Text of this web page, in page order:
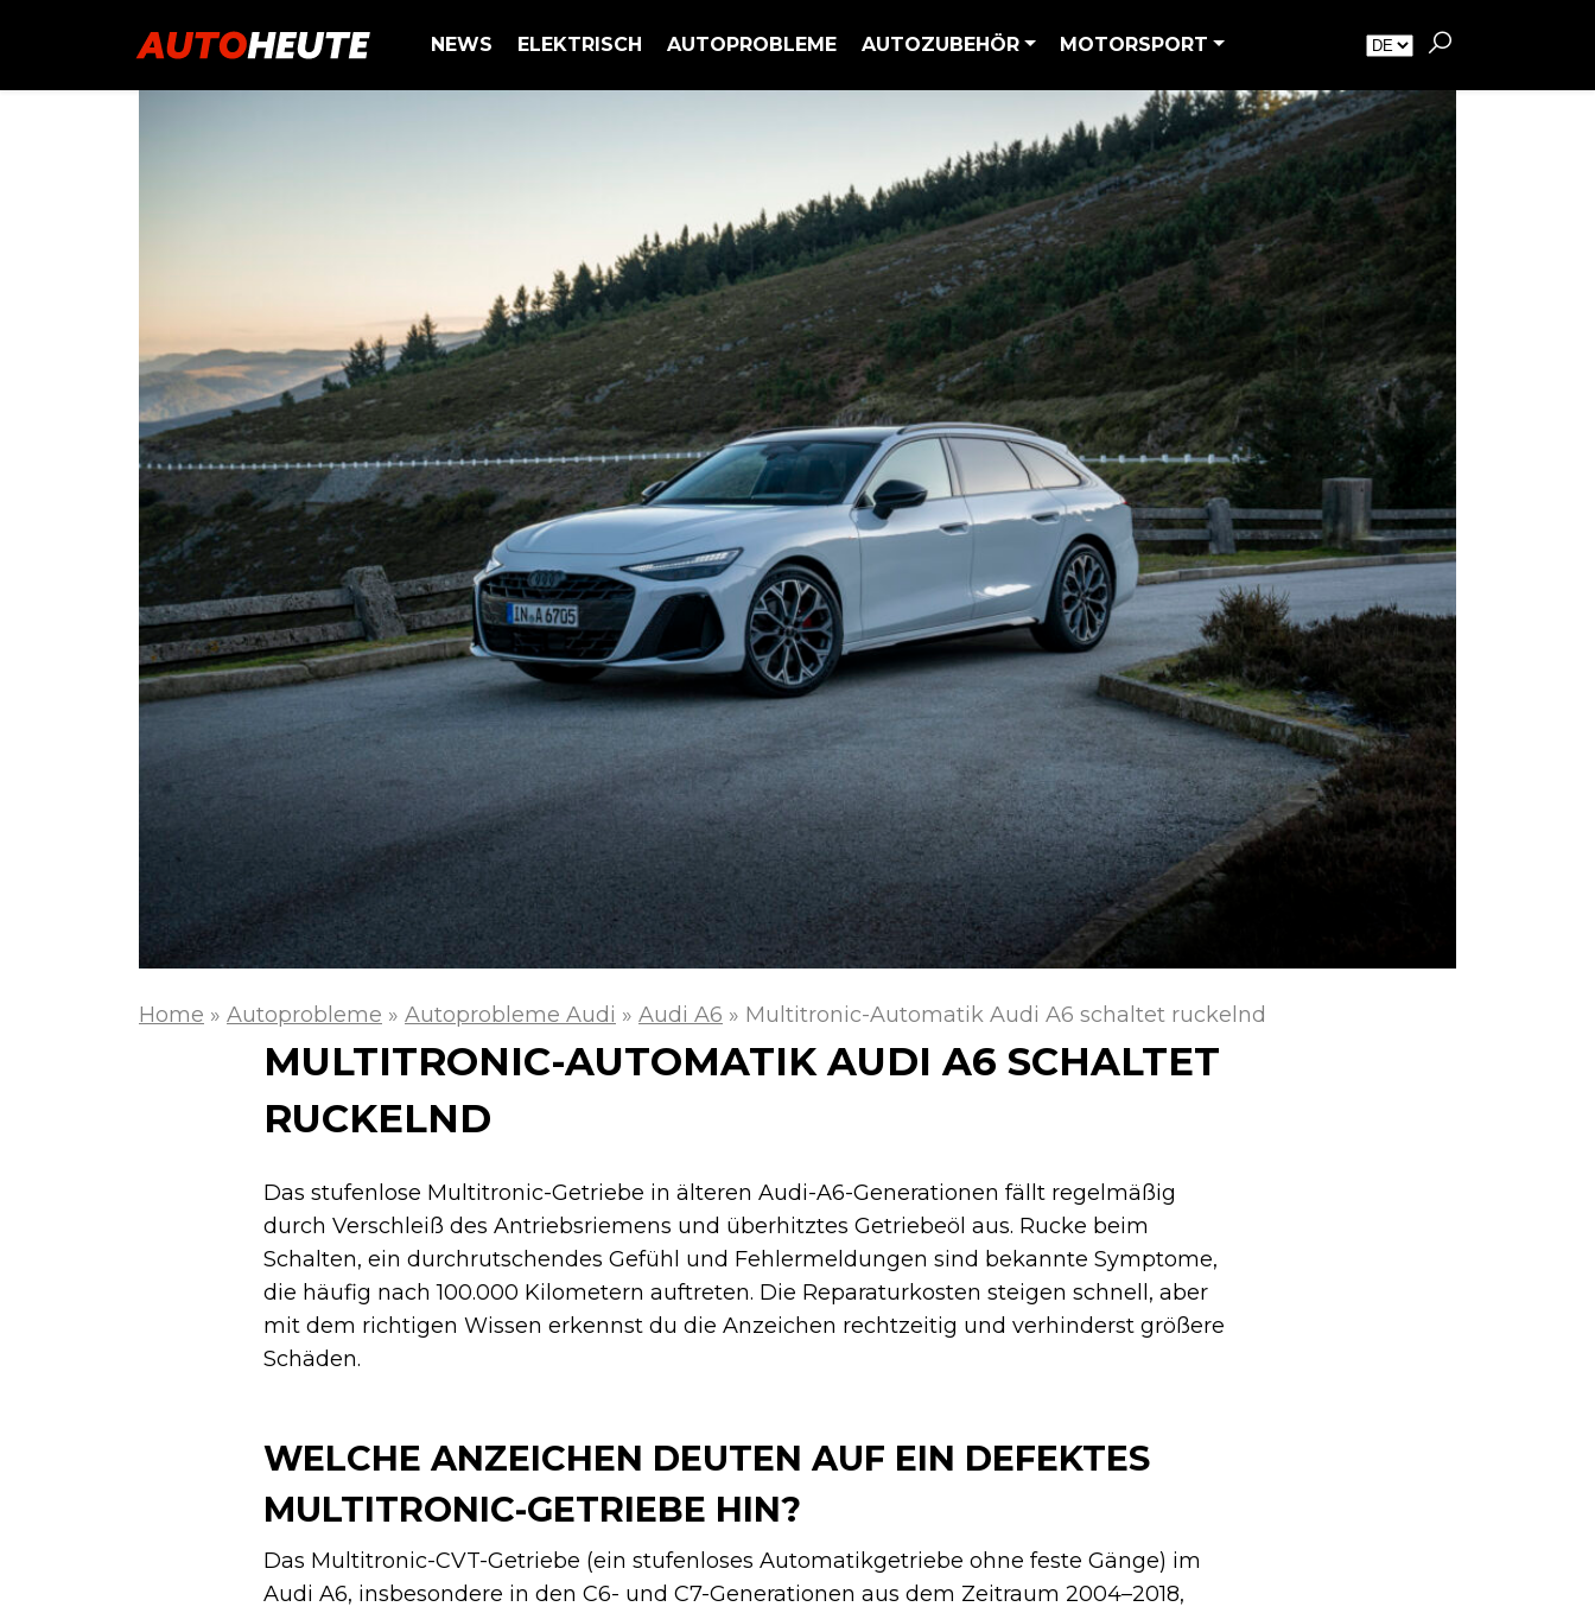
NEWS ELEKTRISCH AUTOPROBLEME AUTOZUBEHÖR MOTORSPORT
Home » Autoprobleme » Autoprobleme Audi » Audi A6 » Multitronic-Automatik Audi A6 schaltet ruckelnd
MULTITRONIC-AUTOMATIK AUDI A6 SCHALTET
RUCKELND
Das stufenlose Multitronic-Getriebe in älteren Audi-A6-Generationen fällt regelmäßig
durch Verschleiß des Antriebsriemens und überhitztes Getriebeöl aus. Rucke beim
Schalten, ein durchrutschendes Gefühl und Fehlermeldungen sind bekannte Symptome,
die häufig nach 100.000 Kilometern auftreten. Die Reparaturkosten steigen schnell, aber
mit dem richtigen Wissen erkennst du die Anzeichen rechtzeitig und verhinderst größere
Schäden.
WELCHE ANZEICHEN DEUTEN AUF EIN DEFEKTES
MULTITRONIC-GETRIEBE HIN?
Das Multitronic-CVT-Getriebe (ein stufenloses Automatikgetriebe ohne feste Gänge) im
Audi A6, insbesondere in den C6- und C7-Generationen aus dem Zeitraum 2004–2018,